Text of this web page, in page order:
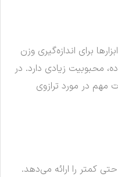
برای اندازه‌گیری وزن
محبوبیت زیادی دارد. در
مهم در مورد ترازوی